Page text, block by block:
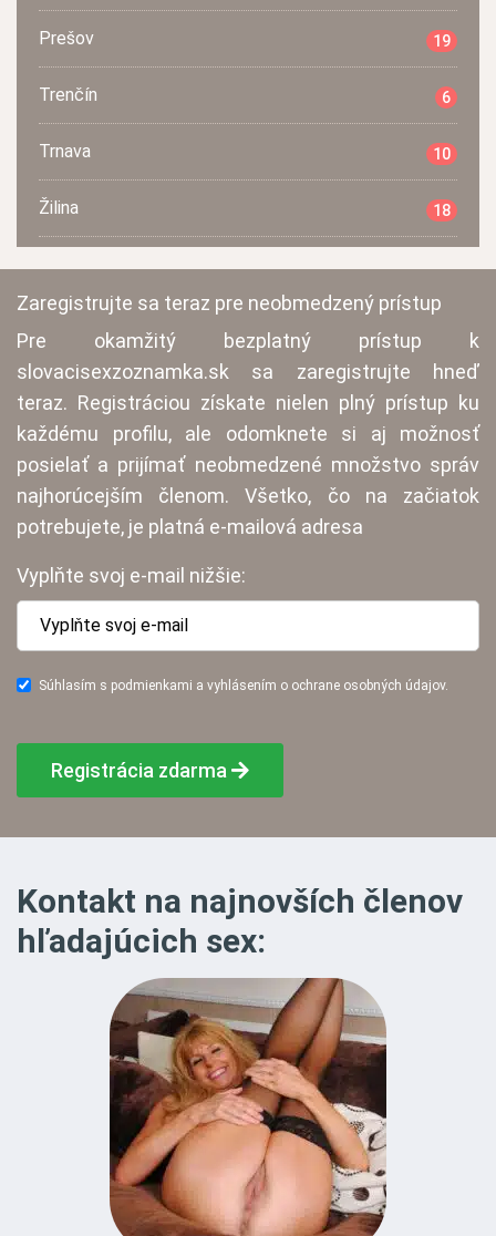
Prešov 19
Trenčín 6
Trnava 10
Žilina 18
Zaregistrujte sa teraz pre neobmedzený prístup
Pre okamžitý bezplatný prístup k
slovacisexzoznamka.sk sa zaregistrujte hneď
teraz. Registráciou získate nielen plný prístup ku
každému profilu, ale odomknete si aj možnosť
posielať a prijímať neobmedzené množstvo správ
najhorúcejším členom. Všetko, čo na začiatok
potrebujete, je platná e-mailová adresa
Vyplňte svoj e-mail nižšie:
Súhlasím s podmienkami a vyhlásením o ochrane osobných údajov.
Registrácia zdarma
Kontakt na najnovších členov
hľadajúcich sex: